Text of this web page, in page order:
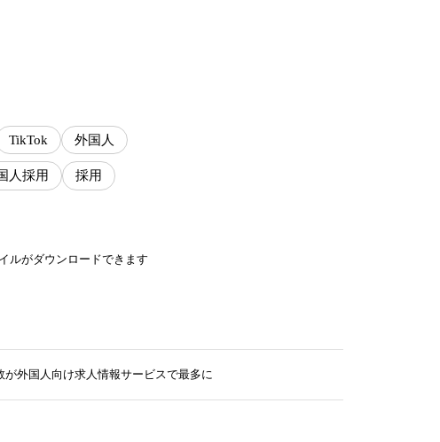
TikTok 外国人
人採用 採用
ルがダウンロードできます
が外国人向け求人情報サービスで最多に